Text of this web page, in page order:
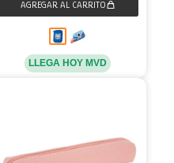
LLEGA HOY MVD